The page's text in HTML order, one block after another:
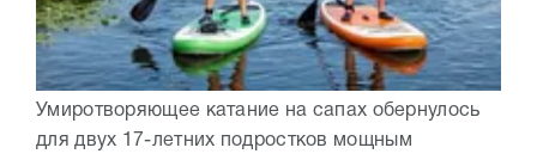
Умиротворяющее катание на сапах обернулось
для двух 17-летних подростков мощным